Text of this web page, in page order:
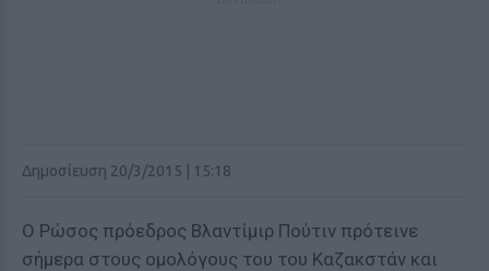
Δημοσίευση 20/3/2015 | 15:18
Ο Ρώσος πρόεδρος Βλαντίμιρ Πούτιν πρότεινε
σήμερα στους ομολόγους του του Καζακστάν και